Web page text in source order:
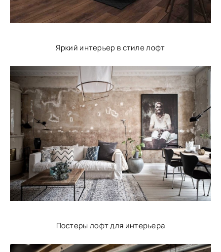
Яркий интерьер в стиле лофт
Постеры лофт для интерьера